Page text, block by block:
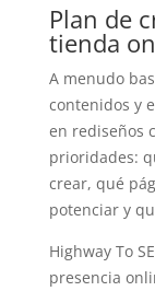
Plan de
tienda
A menudo
contenidos y
en rediseños
prioridades:
crear, qué
potenciar y
Highway To
presencia